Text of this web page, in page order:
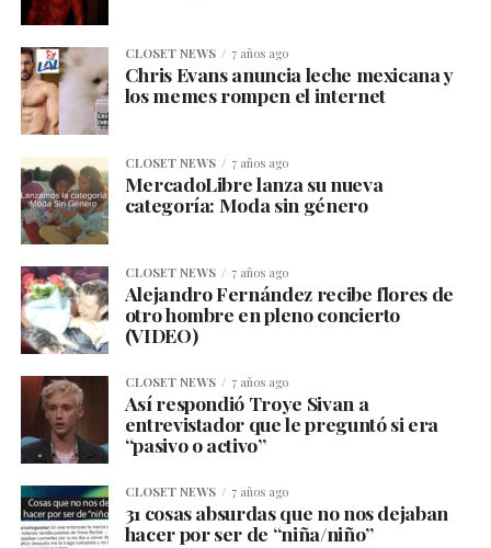
CLOSET NEWS 7 años ago
Chris Evans anuncia leche mexicana y
los memes rompen el internet
CLOSET NEWS 7 años ago
MercadoLibre lanza su nueva
categoría: Moda sin género
CLOSET NEWS 7 años ago
Alejandro Fernández recibe flores de
otro hombre en pleno concierto
(VIDEO)
CLOSET NEWS 7 años ago
Así respondió Troye Sivan a
entrevistador que le preguntó si era
“pasivo o activo”
CLOSET NEWS 7 años ago
31 cosas absurdas que no nos dejaban
hacer por ser de “niña/niño”